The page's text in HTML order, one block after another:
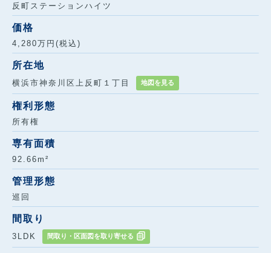
反町ステーションハイツ
価格
4,280万円(税込)
所在地
横浜市神奈川区上反町１丁目 地図を見る
権利形態
所有権
専有面積
92.66m²
管理形態
巡回
間取り
3LDK 間取り・区面図を取り寄せる